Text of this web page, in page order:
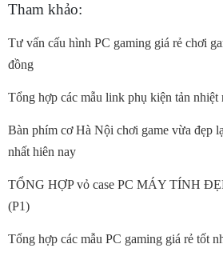
Tham khảo:
Tư vấn cấu hình PC gaming giá rẻ chơi
đồng
Tổng hợp các mẫu link phụ kiện tản nhiệt
Bàn phím cơ Hà Nội chơi game vừa đẹp
nhất hiên nay
TỔNG HỢP vỏ case PC MÁY TÍNH
(P1)
Tổng hợp các mẫu PC gaming giá rẻ tốt